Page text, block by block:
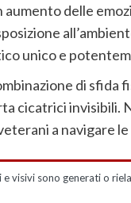
aumento delle
unico e
di sfida
cicatrici invisibili.
a navigare
visivi sono generati o